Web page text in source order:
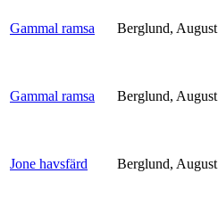
Gammal ramsa Berglund, August
Gammal ramsa Berglund, August
Jone havsfärd Berglund, August